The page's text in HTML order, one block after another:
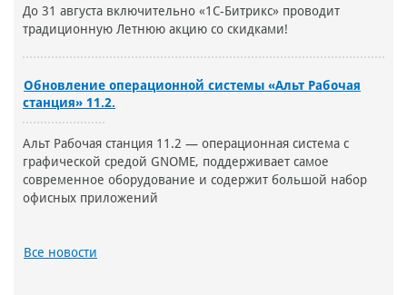
До 31 августа включительно «1С-Битрикс» проводит
традиционную Летнюю акцию со скидками!
Обновление операционной системы «Альт Рабочая
станция» 11.2.
Альт Рабочая станция 11.2 — операционная система с
графической средой GNOME, поддерживает самое
современное оборудование и содержит большой набор
офисных приложений
Все новости